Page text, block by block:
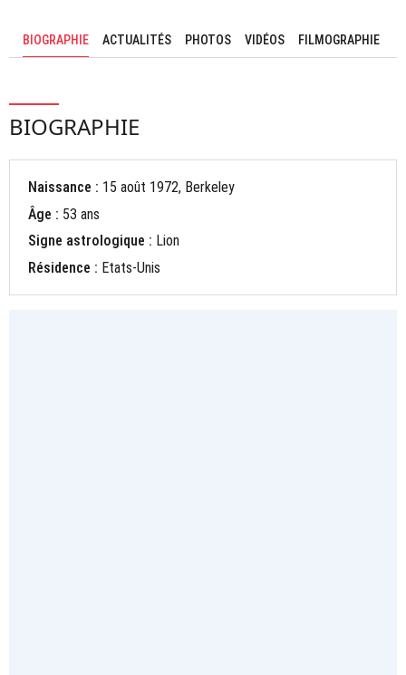
BIOGRAPHIE ACTUALITÉS PHOTOS VIDÉOS FILMOGRAPHIE
BIOGRAPHIE
Naissance : 15 août 1972, Berkeley
Âge : 53 ans
Signe astrologique : Lion
Résidence : Etats-Unis